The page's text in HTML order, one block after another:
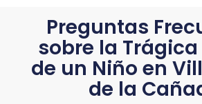
Preguntas
sobre la
de un Niño en
de la